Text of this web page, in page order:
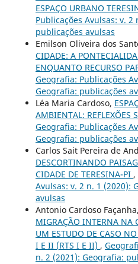
ESPAÇO URBANO
Publicações Avulsas: v. 2
publicações avulsas
Emilson Oliveira dos
CIDADE: A
ENQUANTO RECURSO
Geografia: Publicações
Geografia: publicações
Léa Maria Cardoso,
AMBIENTAL: REFLEXÕES
Geografia: Publicações
Geografia: publicações
Carlos Sait Pereira de
DESCORTINANDO
CIDADE DE TERESINA-PI ,
Avulsas: v. 2 n. 1 (2020):
avulsas
Antonio Cardoso
MIGRAÇÃO INTERNA NA
UM ESTUDO DE CASO
I E II (RTS I E II) ,
n. 2 (2021): Geografia: